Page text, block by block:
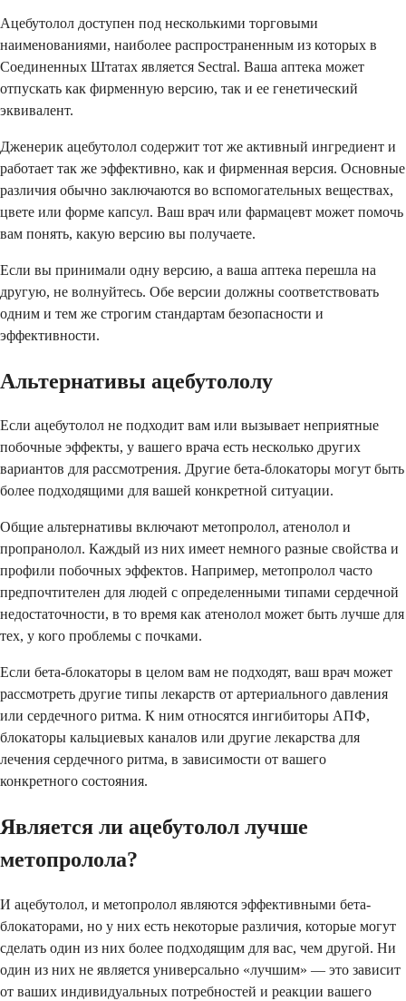
Ацебутолол доступен под несколькими торговыми
наименованиями, наиболее распространенным из которых в
Соединенных Штатах является Sectral. Ваша аптека может
отпускать как фирменную версию, так и ее генетический
эквивалент.
Дженерик ацебутолол содержит тот же активный ингредиент и
работает так же эффективно, как и фирменная версия. Основные
различия обычно заключаются во вспомогательных веществах,
цвете или форме капсул. Ваш врач или фармацевт может помочь
вам понять, какую версию вы получаете.
Если вы принимали одну версию, а ваша аптека перешла на
другую, не волнуйтесь. Обе версии должны соответствовать
одним и тем же строгим стандартам безопасности и
эффективности.
Альтернативы ацебутололу
Если ацебутолол не подходит вам или вызывает неприятные
побочные эффекты, у вашего врача есть несколько других
вариантов для рассмотрения. Другие бета-блокаторы могут быть
более подходящими для вашей конкретной ситуации.
Общие альтернативы включают метопролол, атенолол и
пропранолол. Каждый из них имеет немного разные свойства и
профили побочных эффектов. Например, метопролол часто
предпочтителен для людей с определенными типами сердечной
недостаточности, в то время как атенолол может быть лучше для
тех, у кого проблемы с почками.
Если бета-блокаторы в целом вам не подходят, ваш врач может
рассмотреть другие типы лекарств от артериального давления
или сердечного ритма. К ним относятся ингибиторы АПФ,
блокаторы кальциевых каналов или другие лекарства для
лечения сердечного ритма, в зависимости от вашего
конкретного состояния.
Является ли ацебутолол лучше
метопролола?
И ацебутолол, и метопролол являются эффективными бета-
блокаторами, но у них есть некоторые различия, которые могут
сделать один из них более подходящим для вас, чем другой. Ни
один из них не является универсально «лучшим» — это зависит
от ваших индивидуальных потребностей и реакции вашего